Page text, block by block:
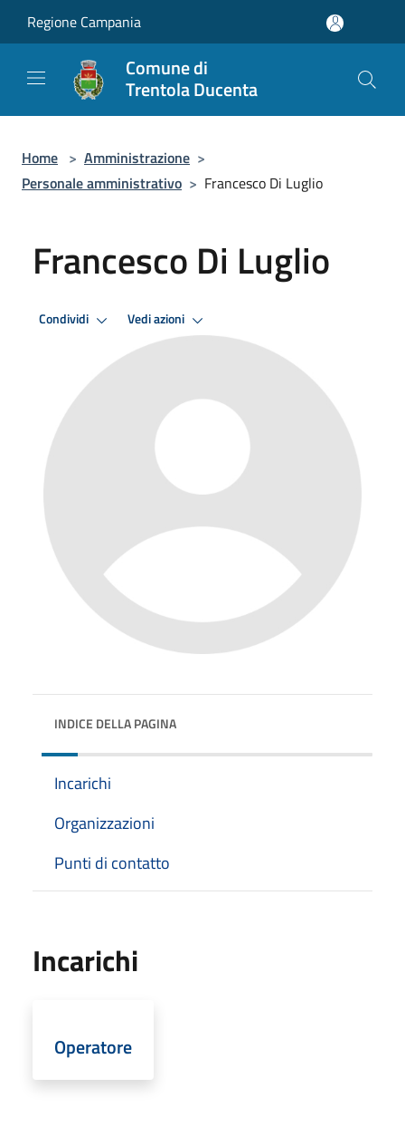
Regione Campania
Comune di
Trentola Ducenta
Home > Amministrazione >
Personale amministrativo > Francesco Di Luglio
Francesco Di Luglio
Condividi Vedi azioni
INDICE DELLA PAGINA
Incarichi
Organizzazioni
Punti di contatto
Incarichi
Operatore